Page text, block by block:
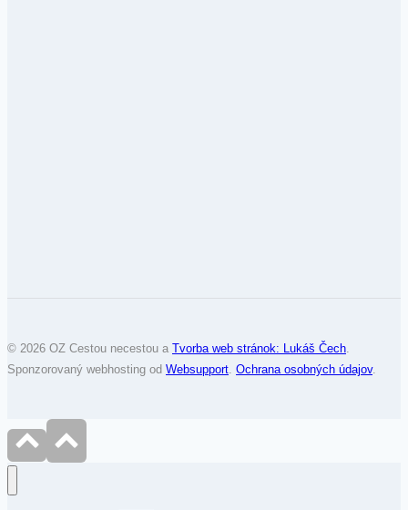
© 2026 OZ Cestou necestou a Tvorba web stránok: Lukáš Čech.
Sponzorovaný webhosting od Websupport. Ochrana osobných údajov.